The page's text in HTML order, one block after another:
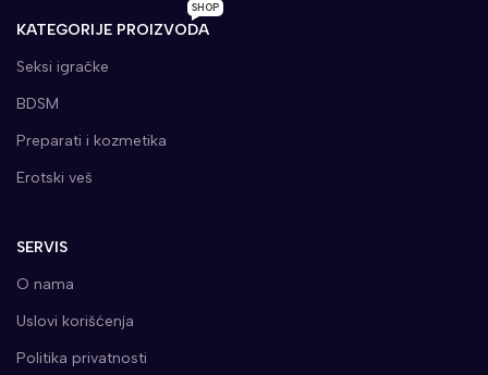
KATEGORIJE PROIZVODA
SHOP
Seksi igračke
BDSM
Preparati i kozmetika
Erotski veš
SERVIS
O nama
Uslovi korišćenja
Politika privatnosti